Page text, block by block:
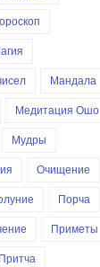
Мандала
Медитация Ошо
Мудры
Очищение
Порча
Приметы
Притча